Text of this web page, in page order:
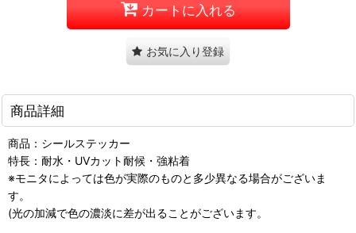
カートに入れる
お気に入り登録
商品詳細
商品：シールステッカー
特長：耐水・UVカット耐候・強粘着
※モニタによっては色が実際のものと多少異なる場合がございま
す。
(光の加減で色の濃淡に差が出ることがございます。